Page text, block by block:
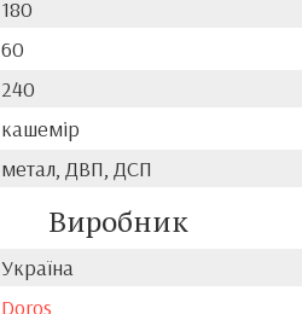
180
60
240
кашемір
метал, ДВП, ДСП
Виробник
Україна
Doros